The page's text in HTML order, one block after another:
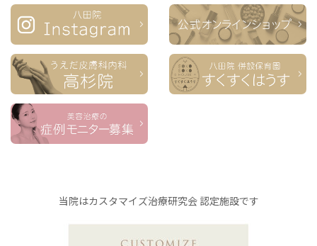
当院はカスタマイズ治療研究会 認定施設です